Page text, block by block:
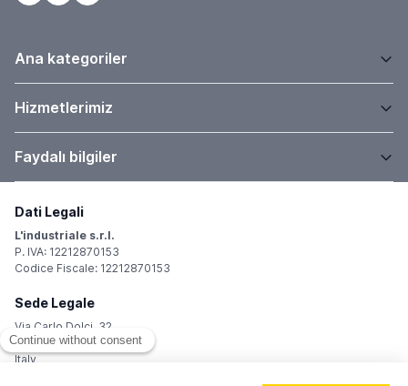
Ana kategoriler
Hizmetlerimiz
Faydalı bilgiler
Dati Legali
L'industriale s.r.l.
P. IVA: 12212870153
Codice Fiscale: 12212870153
Sede Legale
Via Carlo Dolci, 32
20148 Milano (MI)
Italy